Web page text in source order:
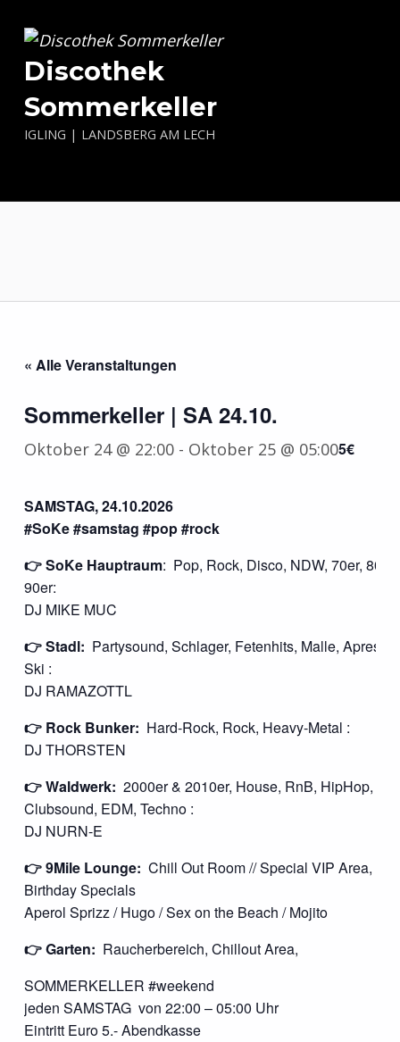
Discothek
Sommerkeller
IGLING | LANDSBERG AM LECH
« Alle Veranstaltungen
Sommerkeller | SA 24.10.
Oktober 24 @ 22:00- Oktober 25 @ 05:005€
SAMSTAG, 24.10.2026
#SoKe #samstag #pop #rock
👉 SoKe Hauptraum: Pop, Rock, Disco, NDW, 70er, 80er,
90er:
DJ MIKE MUC
👉 Stadl: Partysound, Schlager, Fetenhits, Malle, Apres-
Ski :
DJ RAMAZOTTL
👉 Rock Bunker: Hard-Rock, Rock, Heavy-Metal :
DJ THORSTEN
👉 Waldwerk: 2000er & 2010er, House, RnB, HipHop,
Clubsound, EDM, Techno :
DJ NURN-E
👉 9Mile Lounge: Chill Out Room // Special VIP Area,
Birthday Specials
Aperol Sprizz / Hugo / Sex on the Beach / Mojito
👉 Garten: Raucherbereich, Chillout Area,
SOMMERKELLER #weekend
jeden SAMSTAG von 22:00 – 05:00 Uhr
Eintritt Euro 5.- Abendkasse